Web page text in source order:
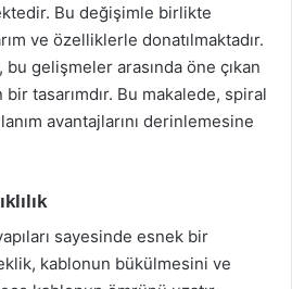
Bu değişimle birlikte
ve özelliklerle donatılmaktadır.
bu gelişmeler arasında öne çıkan
tasarımdır. Bu makalede, spiral
avantajlarını derinlemesine
sayesinde esnek bir
kablonun bükülmesini ve